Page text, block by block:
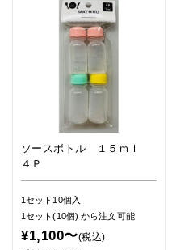
ソースボトル １５ｍｌ
４Ｐ
1セット10個入
1セット(10個)から注文可能
¥1,100〜(税込)